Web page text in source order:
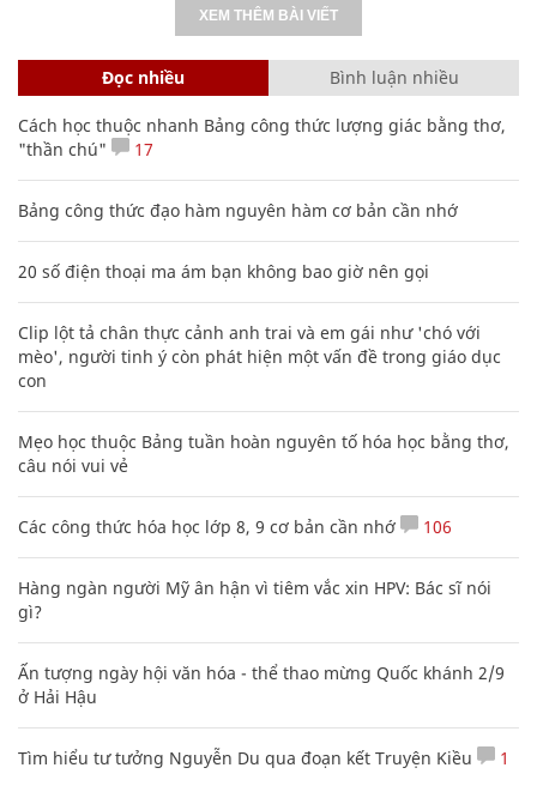
XEM THÊM BÀI VIẾT
Đọc nhiều Bình luận nhiều
Cách học thuộc nhanh Bảng công thức lượng giác bằng thơ,
"thần chú"
17
Bảng công thức đạo hàm nguyên hàm cơ bản cần nhớ
20 số điện thoại ma ám bạn không bao giờ nên gọi
Clip lột tả chân thực cảnh anh trai và em gái như 'chó với
mèo', người tinh ý còn phát hiện một vấn đề trong giáo dục
con
Mẹo học thuộc Bảng tuần hoàn nguyên tố hóa học bằng thơ,
câu nói vui vẻ
Các công thức hóa học lớp 8, 9 cơ bản cần nhớ 106
Hàng ngàn người Mỹ ân hận vì tiêm vắc xin HPV: Bác sĩ nói
gì?
Ấn tượng ngày hội văn hóa - thể thao mừng Quốc khánh 2/9
ở Hải Hậu
Tìm hiểu tư tưởng Nguyễn Du qua đoạn kết Truyện Kiều 1